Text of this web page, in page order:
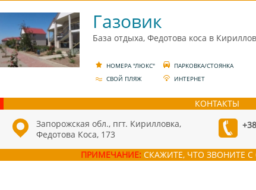
Газовик
База отдыха, Федотова коса в
НОМЕРА "ЛЮКС"
ПАРКОВКА/СТОЯНКА
СВОЙ ПЛЯЖ
ИНТЕРНЕТ
КОНТАКТЫ
Запорожская обл., пгт. Кирилловка,
Федотова Коса, 173
ПРИМЕЧАНИЕ:СКАЖИТЕ, ЧТО ЗВОНИТЕ С